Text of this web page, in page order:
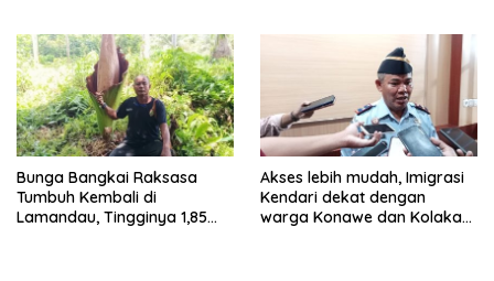
Bunga Bangkai Raksasa
Tumbuh Kembali di
Lamandau, Tingginya 1,85
Akses lebih mudah, Imigrasi
Kendari dekat dengan
warga Konawe dan Kolaka